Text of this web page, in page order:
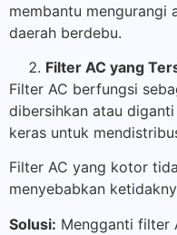
membantu mengurangi
daerah berdebu.
Filter AC yang
Filter AC berfungsi
dibersihkan atau
keras untuk
Filter AC yang kotor
menyebabkan
Solusi: Mengganti filter